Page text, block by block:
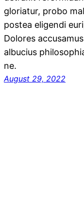
gloriatur, probo
postea eligendi
Dolores
albucius
ne.
August 29, 2022